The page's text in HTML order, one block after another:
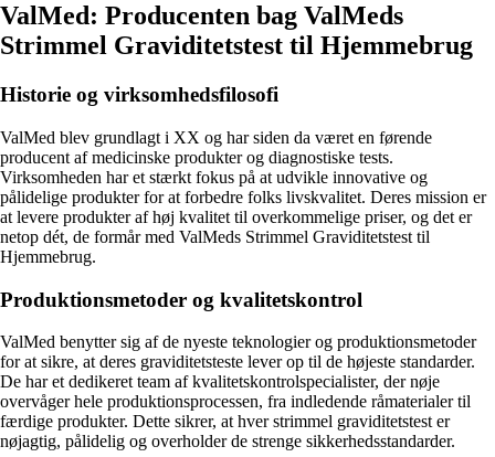
ValMed: Producenten bag ValMeds
Strimmel Graviditetstest til Hjemmebrug
Historie og virksomhedsfilosofi
ValMed blev grundlagt i XX og har siden da været en førende
producent af medicinske produkter og diagnostiske tests.
Virksomheden har et stærkt fokus på at udvikle innovative og
pålidelige produkter for at forbedre folks livskvalitet. Deres mission er
at levere produkter af høj kvalitet til overkommelige priser, og det er
netop dét, de formår med ValMeds Strimmel Graviditetstest til
Hjemmebrug.
Produktionsmetoder og kvalitetskontrol
ValMed benytter sig af de nyeste teknologier og produktionsmetoder
for at sikre, at deres graviditetsteste lever op til de højeste standarder.
De har et dedikeret team af kvalitetskontrolspecialister, der nøje
overvåger hele produktionsprocessen, fra indledende råmaterialer til
færdige produkter. Dette sikrer, at hver strimmel graviditetstest er
nøjagtig, pålidelig og overholder de strenge sikkerhedsstandarder.